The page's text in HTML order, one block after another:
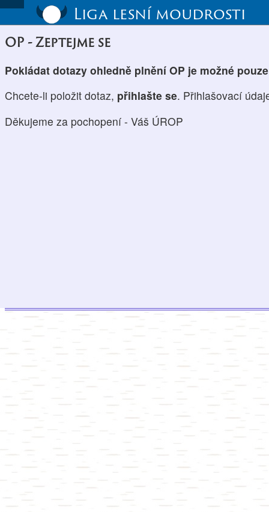
Liga lesní moudrosti
OP - Zeptejme se
Pokládat dotazy ohledně plnění OP je možné
Chcete-li položit dotaz, přihlašte se. Přihlašovací
Děkujeme za pochopení - Váš ÚROP